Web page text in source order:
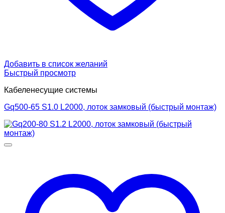
Добавить в список желаний
Быстрый просмотр
Кабеленесущие системы
Gq500-65 S1.0 L2000, лоток замковый (быстрый монтаж)